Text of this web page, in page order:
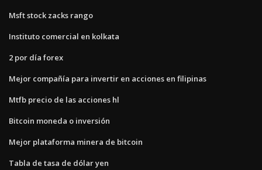
Msft stock zacks rango
Instituto comercial en kolkata
2 por día forex
Mejor compañía para invertir en acciones en filipinas
Mtfb precio de las acciones hl
Bitcoin moneda o inversión
Mejor plataforma minera de bitcoin
Tabla de tasa de dólar yen